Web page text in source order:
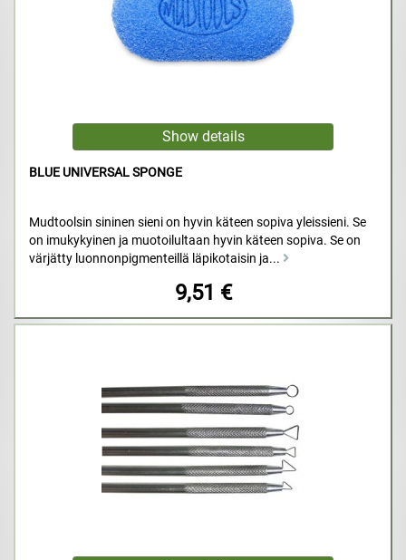
BLUE UNIVERSAL SPONGE
Mudtoolsin sininen sieni on hyvin käteen sopiva yleissieni. Se
on imukykyinen ja muotoilultaan hyvin käteen sopiva. Se on
värjätty luonnonpigmenteillä läpikotaisin ja...
9,51 €